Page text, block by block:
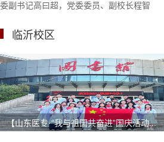
委副书记高曰超，党委委员、副校长程智
临沂校区
【山东医专·“我与祖国共奋进”国庆活动...